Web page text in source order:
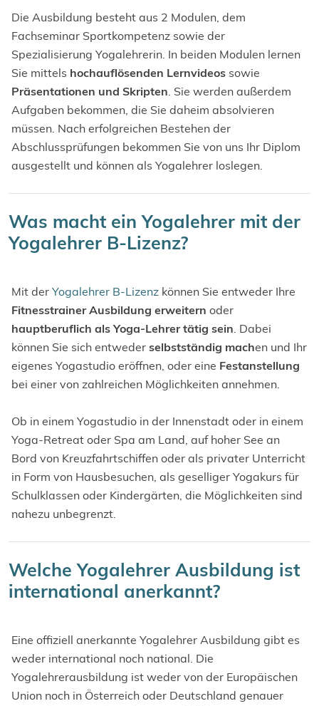
Die Ausbildung besteht aus 2 Modulen, dem
Fachseminar Sportkompetenz sowie der
Spezialisierung Yogalehrerin. In beiden Modulen lernen
Sie mittels hochauflösenden Lernvideos sowie
Präsentationen und Skripten. Sie werden außerdem
Aufgaben bekommen, die Sie daheim absolvieren
müssen. Nach erfolgreichen Bestehen der
Abschlussprüfungen bekommen Sie von uns Ihr Diplom
ausgestellt und können als Yogalehrer loslegen.
Was macht ein Yogalehrer mit der
Yogalehrer B-Lizenz?
Mit der Yogalehrer B-Lizenz können Sie entweder Ihre
Fitnesstrainer Ausbildung erweitern oder
hauptberuflich als Yoga-Lehrer tätig sein. Dabei
können Sie sich entweder selbstständig machen und Ihr
eigenes Yogastudio eröffnen, oder eine Festanstellung
bei einer von zahlreichen Möglichkeiten annehmen.
Ob in einem Yogastudio in der Innenstadt oder in einem
Yoga-Retreat oder Spa am Land, auf hoher See an
Bord von Kreuzfahrtschiffen oder als privater Unterricht
in Form von Hausbesuchen, als geselliger Yogakurs für
Schulklassen oder Kindergärten, die Möglichkeiten sind
nahezu unbegrenzt.
Welche Yogalehrer Ausbildung ist
international anerkannt?
Eine offiziell anerkannte Yogalehrer Ausbildung gibt es
weder international noch national. Die
Yogalehrerausbildung ist weder von der Europäischen
Union noch in Österreich oder Deutschland genauer